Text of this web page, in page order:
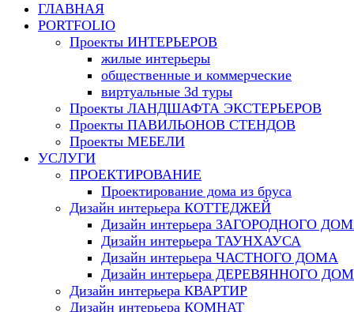
ГЛАВНАЯ
PORTFOLIO
Проекты ИНТЕРЬЕРОВ
жилые интерьеры
общественные и коммерческие
виртуальные 3d туры
Проекты ЛАНДШАФТА ЭКСТЕРЬЕРОВ
Проекты ПАВИЛЬОНОВ СТЕНДОВ
Проекты МЕБЕЛИ
УСЛУГИ
ПРОЕКТИРОВАНИЕ
Проектирование дома из бруса
Дизайн интерьера КОТТЕДЖЕЙ
Дизайн интерьера ЗАГОРОДНОГО
Дизайн интерьера ТАУНХАУСА
Дизайн интерьера ЧАСТНОГО ДОМА
Дизайн интерьера ДЕРЕВЯННОГО
Дизайн интерьера КВАРТИР
Дизайн интерьера КОМНАТ